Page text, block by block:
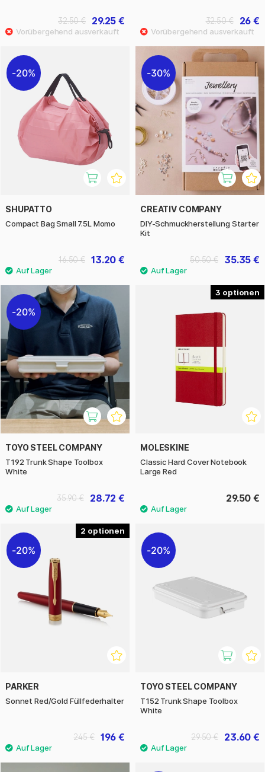
29.25 €
32.50 € 26 €
32.50 €
20%
SHUPATTO
Compact Bag Small 7.5L Momo
13.20 €
16.50 €
30%
CREATIV COMPANY
DIY-Schmuckherstellung Starter
Kit
35.35 €
50.50 €
20%
TOYO STEEL COMPANY
T192 Trunk Shape Toolbox
White
28.72 €
35.90 €
3
MOLESKINE
Classic Hard Cover Notebook
Large Red
29.50 €
2
20%
PARKER
Sonnet Red/Gold Füllfederhalter
196 €
245 €
20%
TOYO STEEL COMPANY
T152 Trunk Shape Toolbox
White
23.60 €
29.50 €